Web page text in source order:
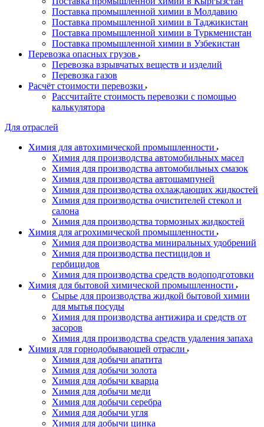
Поставка промышленной химии в Молдавию
Поставка промышленной химии в Таджикистан
Поставка промышленной химии в Туркменистан
Поставка промышленной химии в Узбекистан
Перевозка опасных грузов
Перевозка взрывчатых веществ и изделий
Перевозка газов
Расчёт стоимости перевозки
Рассчитайте стоимость перевозки с помощью
калькулятора
Для отраслей
Химия для автохимической промышленности
Химия для производства автомобильных масел
Химия для производства автомобильных смазок
Химия для производства автошампуней
Химия для производства охлаждающих жидкостей
Химия для производства очистителей стекол и
салона
Химия для производства тормозных жидкостей
Химия для агрохимической промышленности
Химия для производства миниральных удобрений
Химия для производства пестицидов и
гербицидов
Химия для производства средств водоподготовки
Химия для бытовой химической промышленности
Сырье для производства жидкой бытовой химии
для мытья посуды
Химия для производства антижира и средств от
засоров
Химия для производства средств удаления запаха
Химия для горнодобывающей отрасли
Химия для добычи апатита
Химия для добычи золота
Химия для добычи кварца
Химия для добычи меди
Химия для добычи серебра
Химия для добычи угля
Химия для добычи цинка